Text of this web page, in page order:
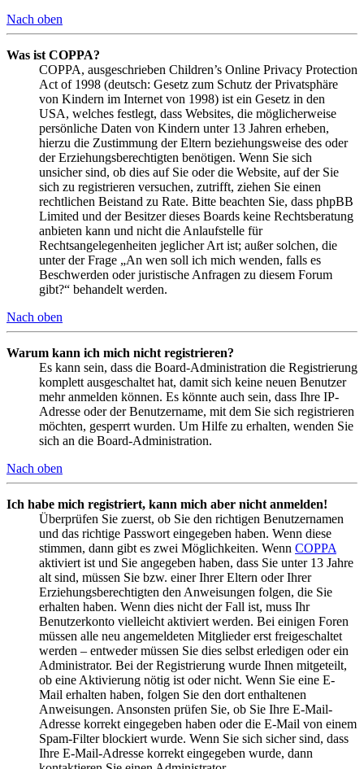
Nach oben
Was ist COPPA?
COPPA, ausgeschrieben Children’s Online Privacy Protection
Act of 1998 (deutsch: Gesetz zum Schutz der Privatsphäre
von Kindern im Internet von 1998) ist ein Gesetz in den
USA, welches festlegt, dass Websites, die möglicherweise
persönliche Daten von Kindern unter 13 Jahren erheben,
hierzu die Zustimmung der Eltern beziehungsweise des oder
der Erziehungsberechtigten benötigen. Wenn Sie sich
unsicher sind, ob dies auf Sie oder die Website, auf der Sie
sich zu registrieren versuchen, zutrifft, ziehen Sie einen
rechtlichen Beistand zu Rate. Bitte beachten Sie, dass phpBB
Limited und der Besitzer dieses Boards keine Rechtsberatung
anbieten kann und nicht die Anlaufstelle für
Rechtsangelegenheiten jeglicher Art ist; außer solchen, die
unter der Frage „An wen soll ich mich wenden, falls es
Beschwerden oder juristische Anfragen zu diesem Forum
gibt?“ behandelt werden.
Nach oben
Warum kann ich mich nicht registrieren?
Es kann sein, dass die Board-Administration die Registrierung
komplett ausgeschaltet hat, damit sich keine neuen Benutzer
mehr anmelden können. Es könnte auch sein, dass Ihre IP-
Adresse oder der Benutzername, mit dem Sie sich registrieren
möchten, gesperrt wurden. Um Hilfe zu erhalten, wenden Sie
sich an die Board-Administration.
Nach oben
Ich habe mich registriert, kann mich aber nicht anmelden!
Überprüfen Sie zuerst, ob Sie den richtigen Benutzernamen
und das richtige Passwort eingegeben haben. Wenn diese
stimmen, dann gibt es zwei Möglichkeiten. Wenn COPPA
aktiviert ist und Sie angegeben haben, dass Sie unter 13 Jahre
alt sind, müssen Sie bzw. einer Ihrer Eltern oder Ihrer
Erziehungsberechtigten den Anweisungen folgen, die Sie
erhalten haben. Wenn dies nicht der Fall ist, muss Ihr
Benutzerkonto vielleicht aktiviert werden. Bei einigen Foren
müssen alle neu angemeldeten Mitglieder erst freigeschaltet
werden – entweder müssen Sie dies selbst erledigen oder ein
Administrator. Bei der Registrierung wurde Ihnen mitgeteilt,
ob eine Aktivierung nötig ist oder nicht. Wenn Sie eine E-
Mail erhalten haben, folgen Sie den dort enthaltenen
Anweisungen. Ansonsten prüfen Sie, ob Sie Ihre E-Mail-
Adresse korrekt eingegeben haben oder die E-Mail von einem
Spam-Filter blockiert wurde. Wenn Sie sich sicher sind, dass
Ihre E-Mail-Adresse korrekt eingegeben wurde, dann